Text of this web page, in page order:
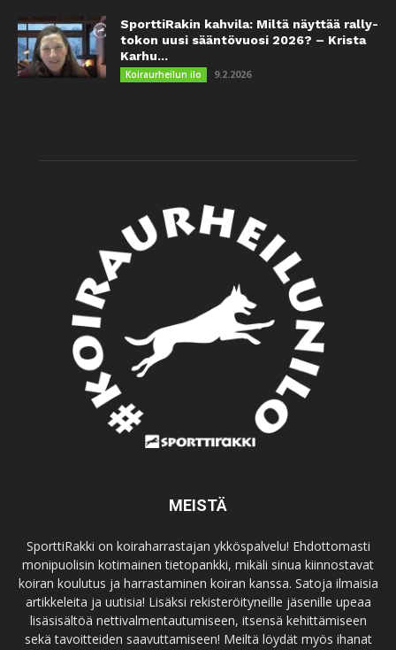
SporttiRakin kahvila: Miltä näyttää rally-
tokon uusi sääntövuosi 2026? – Krista
Karhu...
Koiraurheilun ilo 9.2.2026
MEISTÄ
SporttiRakki on koiraharrastajan ykköspalvelu! Ehdottomasti
monipuolisin kotimainen tietopankki, mikäli sinua kiinnostavat
koiran koulutus ja harrastaminen koiran kanssa. Satoja ilmaisia
artikkeleita ja uutisia! Lisäksi rekisteröityneille jäsenille upeaa
lisäsisältöä nettivalmentautumiseen, itsensä kehittämiseen
sekä tavoitteiden saavuttamiseen! Meiltä löydät myös ihanat